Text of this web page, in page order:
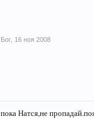
Бог 16 ноя 2008
пока Натся,не